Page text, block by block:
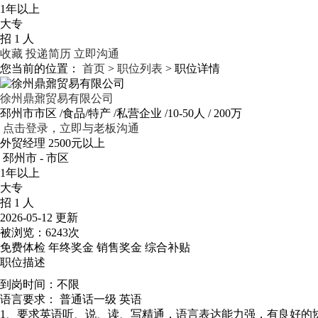
1年以上
大专
招 1 人
收藏 投递简历 立即沟通
您当前的位置： 首页 > 职位列表 > 职位详情
徐州鼎鼐贸易有限公司
邳州市市区 /食品/特产 /私营企业 /10-50人 / 200万
点击登录，立即与老板沟通
外贸经理 2500元以上
邳州市 - 市区
1年以上
大专
招 1 人
2026-05-12 更新
被浏览： 6243次
免费体检 年终奖金 销售奖金 综合补贴
职位描述
到岗时间：不限
语言要求： 普通话一级 英语
1、要求英语听、说、读、写精通，语言表达能力强，有良好的